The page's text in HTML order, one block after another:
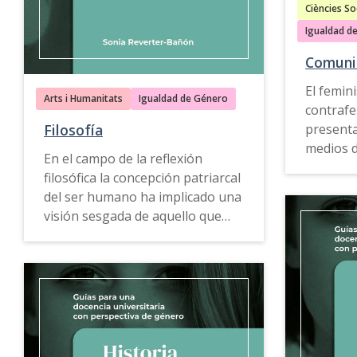
acceso de las mujeres a los
estudios de grado.
conocer
crítica y
e
Esta
gallego.
Ciències
Igualdad
El
medios
su
papel
La
Arts i Humanitats Igualdad de Género
Filosofía
En el campo de la reflexión
filosófica la concepción patriarcal
del ser humano ha implicado una
visión sesgada de aquello que
LaGuía para una docencia
universitaria con perspectiva de
género de Filosofíaofrece
propuestas, ejemplos de buenas